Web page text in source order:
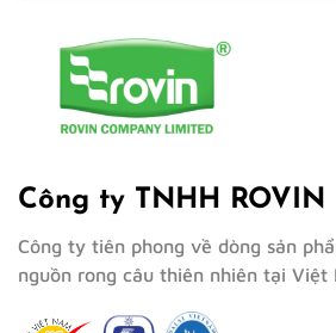
Công ty TNHH ROVIN
Công ty tiên phong về dòng sản
nguồn rong câu thiên nhiên tại Việt